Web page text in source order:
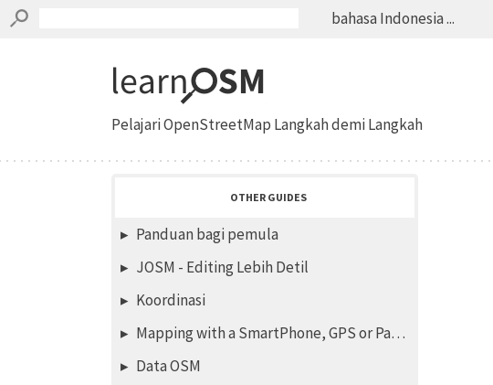
bahasa Indonesia ...
Pelajari OpenStreetMap Langkah demi Langkah
OTHER GUIDES
Panduan bagi pemula
JOSM - Editing Lebih Detil
Koordinasi
Mapping with a SmartPhone, GPS or Paper
Data OSM